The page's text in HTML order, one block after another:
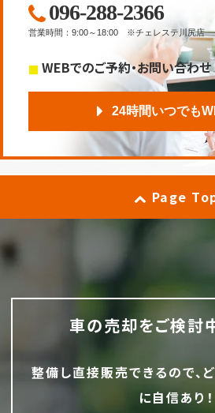
096-288-2366
営業時間 ： 9:00～18:00 ※チェレステ川尻店
WEBでのご予約・お問い合わせ
24時間いつでも
Page
車の売却をご検討
整備し直接販売できるので、
に自信あり！